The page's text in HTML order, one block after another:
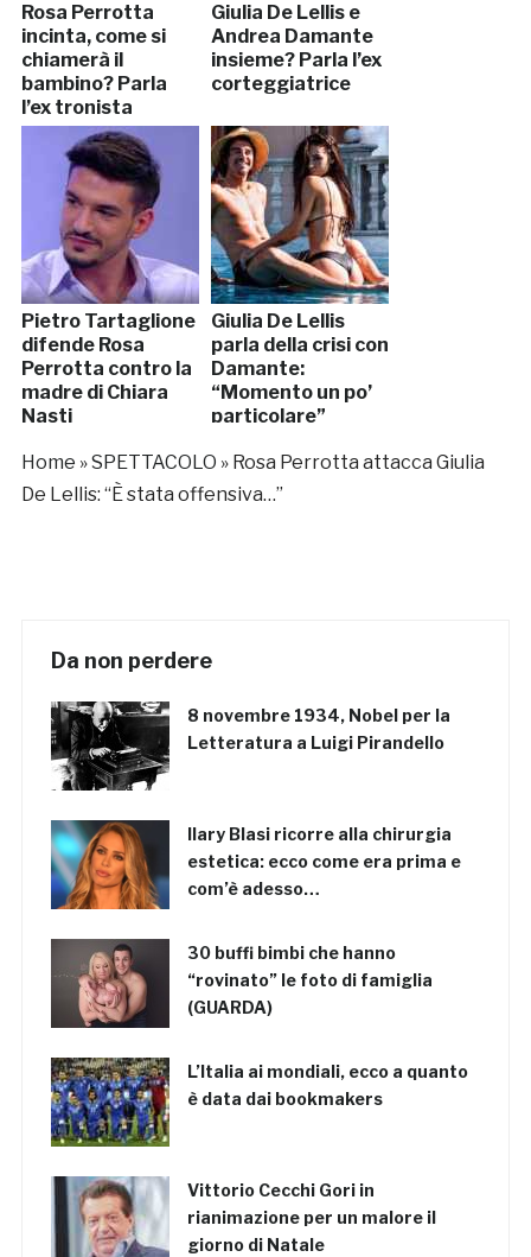
Rosa Perrotta
incinta, come si
chiamerà il
bambino? Parla
l’ex tronista
Giulia De Lellis e
Andrea Damante
insieme? Parla l’ex
corteggiatrice
Pietro Tartaglione
difende Rosa
Perrotta contro la
madre di Chiara
Nasti
Giulia De Lellis
parla della crisi con
Damante:
“Momento un po’
particolare”
Home »SPETTACOLO » Rosa Perrotta attacca Giulia
De Lellis: “È stata offensiva…”
Da non perdere
8 novembre 1934, Nobel per la
Letteratura a Luigi Pirandello
Ilary Blasi ricorre alla chirurgia
estetica: ecco come era prima e
com’è adesso…
30 buffi bimbi che hanno
“rovinato” le foto di famiglia
(GUARDA)
L’Italia ai mondiali, ecco a quanto
è data dai bookmakers
Vittorio Cecchi Gori in
rianimazione per un malore il
giorno di Natale